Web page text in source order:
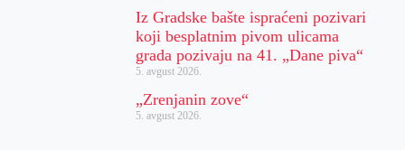
Iz Gradske bašte ispraćeni pozivari
koji besplatnim pivom ulicama
grada pozivaju na 41. „Dane piva“
5. avgust 2026.
„Zrenjanin zove“
5. avgust 2026.